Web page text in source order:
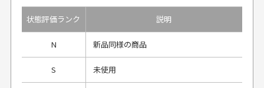
状態評価ランク 説明
N 新品同様の商品
S 未使用